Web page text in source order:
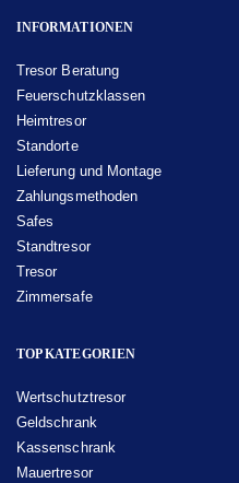
INFORMATIONEN
Tresor Beratung
Feuerschutzklassen
Heimtresor
Standorte
Lieferung und Montage
Zahlungsmethoden
Safes
Standtresor
Tresor
Zimmersafe
TOP KATEGORIEN
Wertschutztresor
Geldschrank
Kassenschrank
Mauertresor